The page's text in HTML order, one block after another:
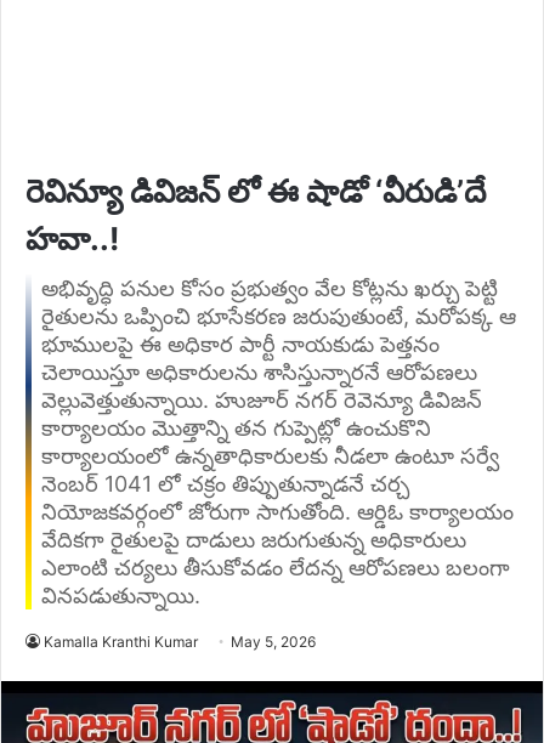
రెవిన్యూ డివిజన్ లో ఈ షాడో ‘వీరుడి’దే
హవా..!
అభివృద్ధి పనుల కోసం ప్రభుత్వం వేల కోట్లను ఖర్చు పెట్టి
రైతులను ఒప్పించి భూసేకరణ జరుపుతుంటే, మరోపక్క ఆ
భూములపై ఈ అధికార పార్టీ నాయకుడు పెత్తనం
చెలాయిస్తూ అధికారులను శాసిస్తున్నారనే ఆరోపణలు
వెల్లువెత్తుతున్నాయి. హుజూర్ నగర్ రెవెన్యూ డివిజన్
కార్యాలయం మొత్తాన్ని తన గుప్పెట్లో ఉంచుకొని
కార్యాలయంలో ఉన్నతాధికారులకు నీడలా ఉంటూ సర్వే
నెంబర్ 1041 లో చక్రం తిప్పుతున్నాడనే చర్చ
నియోజకవర్గంలో జోరుగా సాగుతోంది. ఆర్డిఓ కార్యాలయం
వేదికగా రైతులపై దాడులు జరుగుతున్న అధికారులు
ఎలాంటి చర్యలు తీసుకోవడం లేదన్న ఆరోపణలు బలంగా
వినపడుతున్నాయి.
Kamalla Kranthi Kumar May 5, 2026